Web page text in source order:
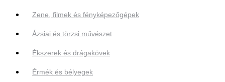
Zene, filmek és fényképezőgépek
Ázsiai és törzsi művészet
Ékszerek és drágakövek
Érmék és bélyegek